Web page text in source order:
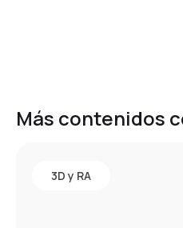
Más contenidos
3D y RA